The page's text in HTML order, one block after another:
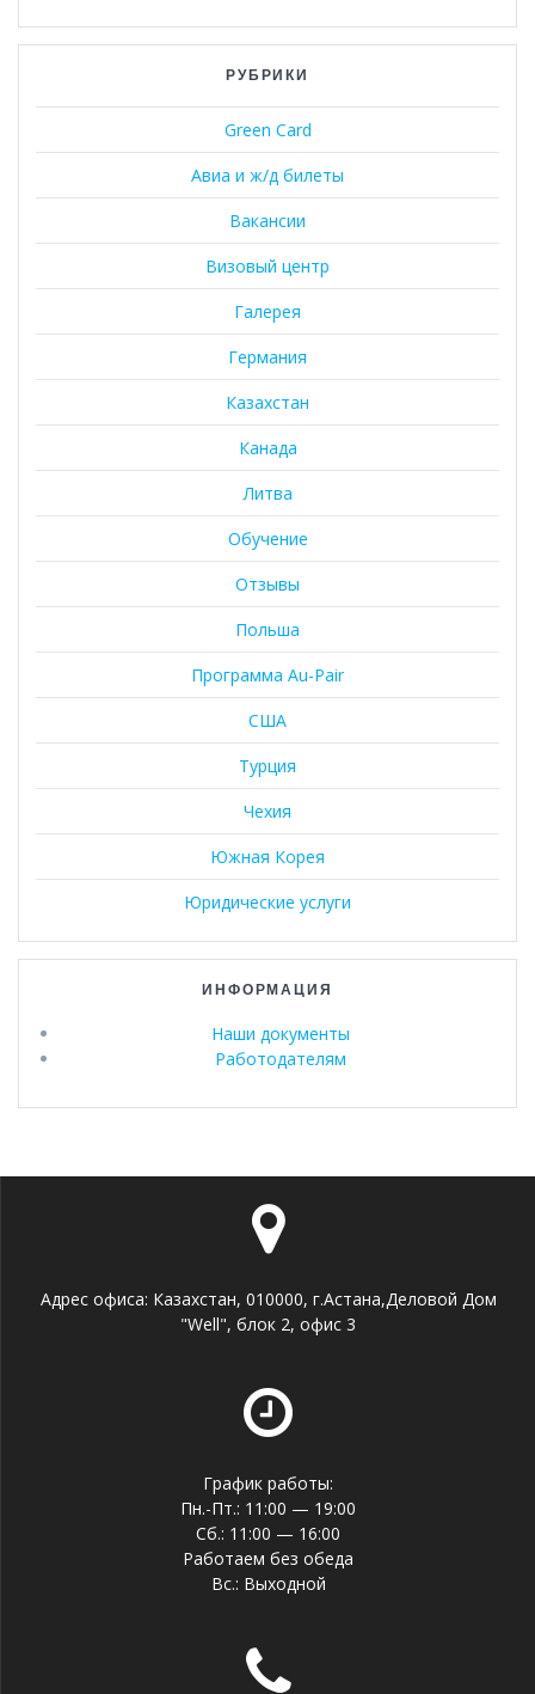
РУБРИКИ
Green Card
Авиа и ж/д билеты
Вакансии
Визовый центр
Галерея
Германия
Казахстан
Канада
Литва
Обучение
Отзывы
Польша
Программа Au-Pair
США
Турция
Чехия
Южная Корея
Юридические услуги
ИНФОРМАЦИЯ
Наши документы
Работодателям
Адрес офиса: Казахстан, 010000, г.Астана,Деловой Дом
"Well", блок 2, офис 3
График работы:
Пн.-Пт.: 11:00 — 19:00
Сб.: 11:00 — 16:00
Работаем без обеда
Вс.: Выходной